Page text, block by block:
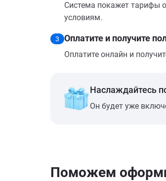
Система покажет тарифы
условиям.
3 Оплатите и получите
Оплатите онлайн и
Наслаждайтесь
Он будет уже
Поможем